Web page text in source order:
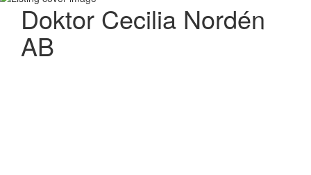
Doktor Cecilia Nordén
AB